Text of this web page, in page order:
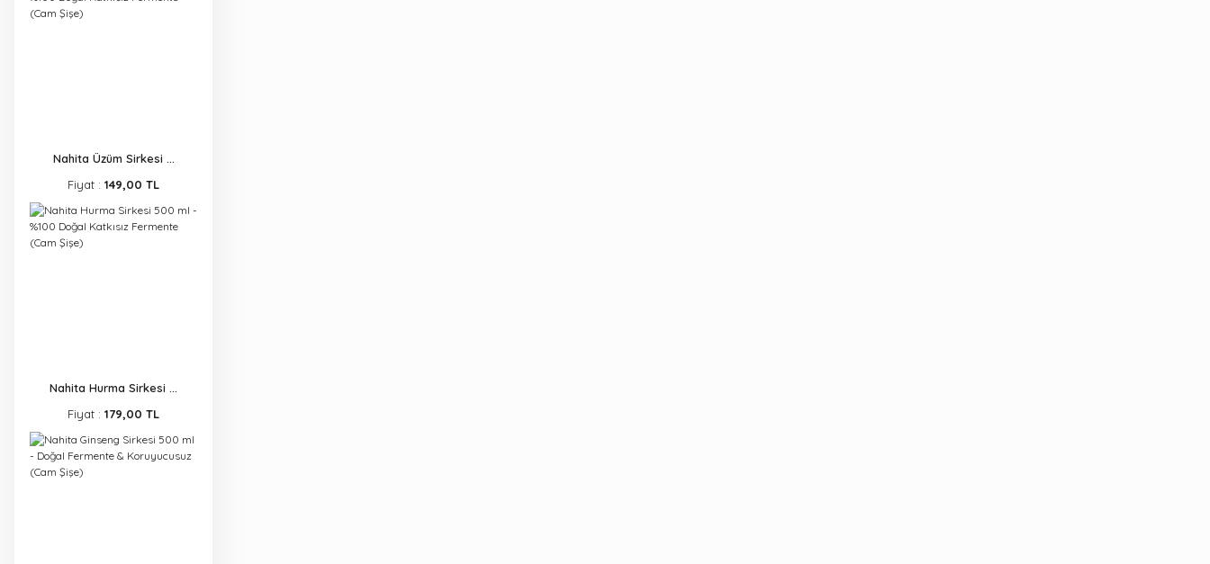
Nahita Üzüm Sirkesi ...
Fiyat : 149,00 TL
Nahita Hurma Sirkesi ...
Fiyat : 179,00 TL